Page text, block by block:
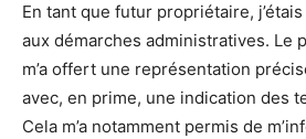
En tant que futur propriétaire,
aux démarches administratives. Le
m’a offert une représentation
avec, en prime, une indication des
Cela m’a notamment permis de